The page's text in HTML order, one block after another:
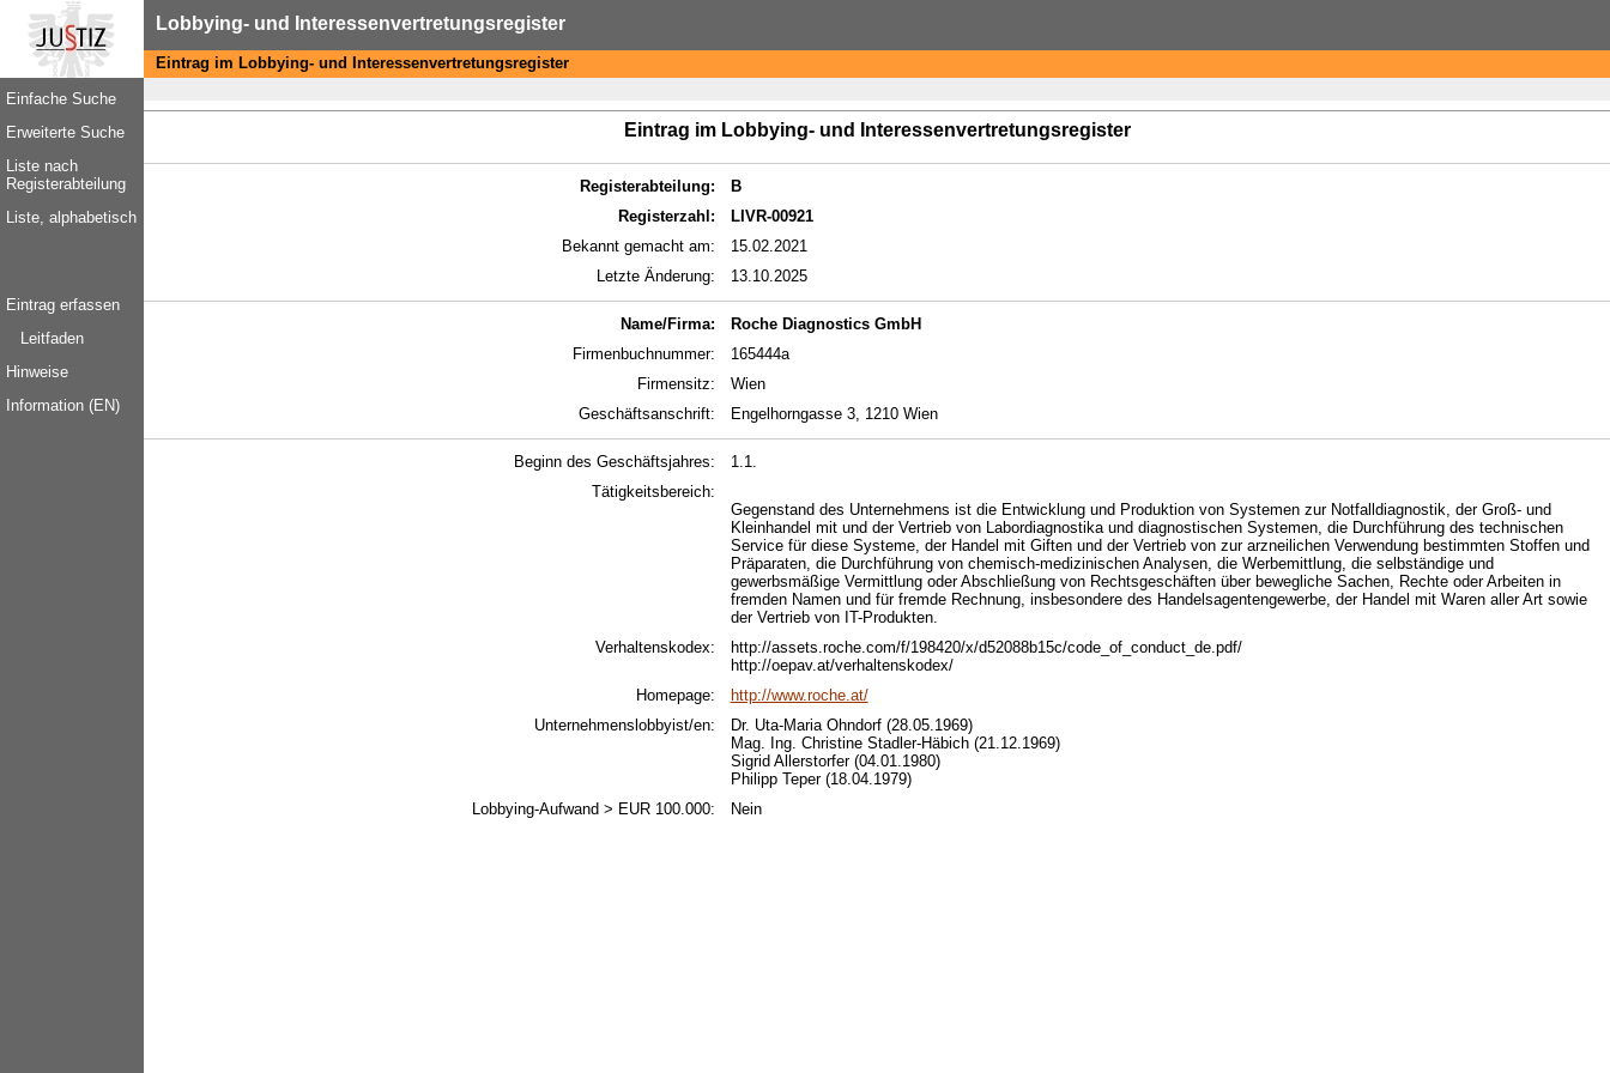
Lobbying- und Interessenvertretungsregister
Eintrag im Lobbying- und Interessenvertretungsregister
Eintrag im Lobbying- und Interessenvertretungsregister
Registerabteilung:
B
Registerzahl:
LIVR-00921
Bekannt gemacht am:
15.02.2021
Letzte Änderung:
13.10.2025
Name/Firma:
Roche Diagnostics GmbH
Firmenbuchnummer:
165444a
Firmensitz:
Wien
Geschäftsanschrift:
Engelhorngasse 3, 1210 Wien
Beginn des Geschäftsjahres:
1.1.
Tätigkeitsbereich:
Gegenstand des Unternehmens ist die Entwicklung und Produktion von Systemen zur Notfalldiagnostik, der Groß- und
Kleinhandel mit und der Vertrieb von Labordiagnostika und diagnostischen Systemen, die Durchführung des technischen
Service für diese Systeme, der Handel mit Giften und der Vertrieb von zur arzneilichen Verwendung bestimmten Stoffen und
Präparaten, die Durchführung von chemisch-medizinischen Analysen, die Werbemittlung, die selbständige und
gewerbsmäßige Vermittlung oder Abschließung von Rechtsgeschäften über bewegliche Sachen, Rechte oder Arbeiten in
fremden Namen und für fremde Rechnung, insbesondere des Handelsagentengewerbe, der Handel mit Waren aller Art sowie
der Vertrieb von IT-Produkten.
Verhaltenskodex:
http://assets.roche.com/f/198420/x/d52088b15c/code_of_conduct_de.pdf/
http://oepav.at/verhaltenskodex/
Homepage:
http://www.roche.at/
Unternehmenslobbyist/en:
Dr. Uta-Maria Ohndorf (28.05.1969)
Mag. Ing. Christine Stadler-Häbich (21.12.1969)
Sigrid Allerstorfer (04.01.1980)
Philipp Teper (18.04.1979)
Lobbying-Aufwand > EUR 100.000:
Nein
Einfache Suche
Erweiterte Suche
Liste nach
Registerabteilung
Liste, alphabetisch
Eintrag erfassen
Leitfaden
Hinweise
Information (EN)